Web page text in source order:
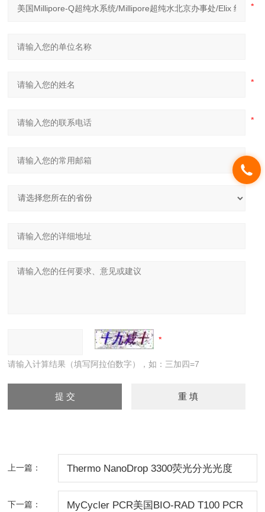
请输入计算结果（填写阿拉伯数字），如：三加四=7
上一篇： Thermo NanoDrop 3300荧光分光光度
下一篇： MyCycler PCR美国BIO-RAD T100 PCR